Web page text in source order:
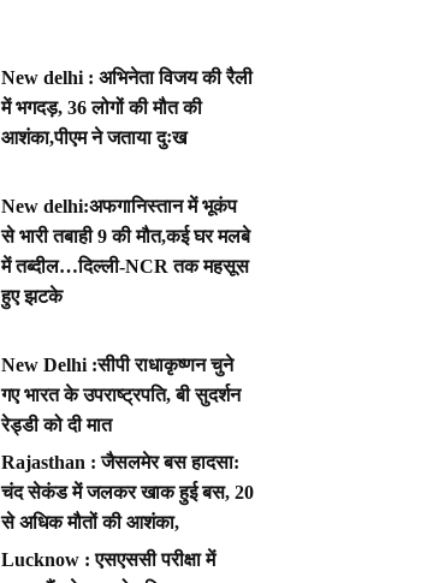
New delhi : अभिनेता विजय की रैली
में भगदड़, 36 लोगों की मौत की
आशंका,पीएम ने जताया दुःख
New delhi:अफगानिस्तान में भूकंप
से भारी तबाही 9 की मौत,कई घर मलबे
में तब्दील…दिल्ली-NCR तक महसूस
हुए झटके
New Delhi :सीपी राधाकृष्णन चुने
गए भारत के उपराष्ट्रपति, बी सुदर्शन
रेड्डी को दी मात
Rajasthan : जैसलमेर बस हादसा:
चंद सेकंड में जलकर खाक हुई बस, 20
से अधिक मौतों की आशंका,
Lucknow : एसएससी परीक्षा में